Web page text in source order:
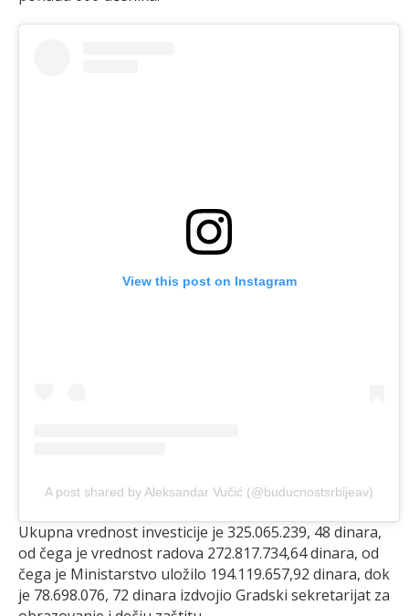
View this post on Instagram
A post shared by Aleksandar Vučić (@buducnostsrbijeav)
Ukupna vrednost investicije je 325.065.239, 48 dinara,
od čega je vrednost radova 272.817.734,64 dinara, od
čega je Ministarstvo uložilo 194.119.657,92 dinara, dok
je 78.698.076, 72 dinara izdvojio Gradski sekretarijat za